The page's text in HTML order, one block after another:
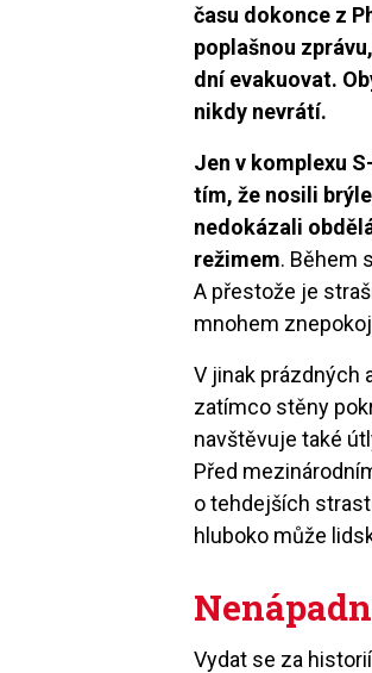
času dokonce z
poplašnou
dní evakuovat.
nikdy nevrátí.
Jen v komplexu
tím, že nosili
nedokázali
režimem. Během
A přestože je
mnohem
V jinak prázdných
zatímco stěny
navštěvuje také
Před
o tehdejších
hluboko může
Vydat se za